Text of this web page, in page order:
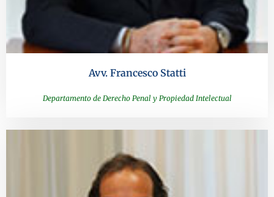
Avv. Francesco Statti
Departamento de Derecho Penal y Propiedad Intelectual